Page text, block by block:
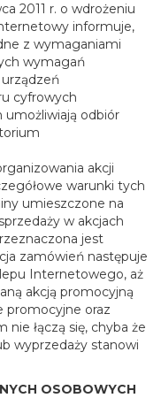
2011 r. o wdrożeniu
informuje,
z wymaganiami
wymagań
cyfrowych
odbiór
akcji
warunki tych
umieszczone na
w akcjach
jest
zamówień następuje
Internetowego, aż
akcją promocyjną
promocyjne oraz
łączą się, chyba że
wyprzedaży stanowi
OSOBOWYCH